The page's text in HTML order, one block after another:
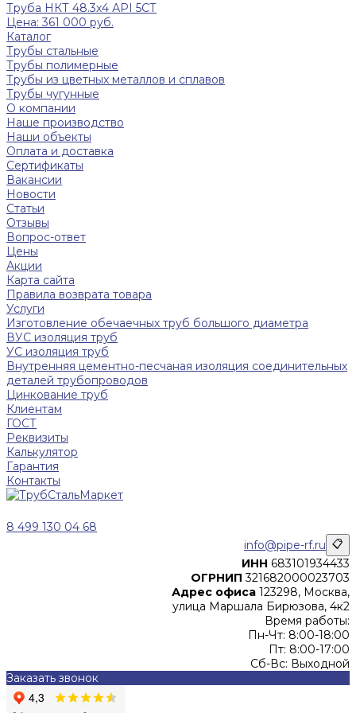
Труба НКТ 48.3х4 АРI 5СТ
Цена: 361 000 руб.
Каталог
Трубы стальные
Трубы полимерные
Трубы из цветных металлов и сплавов
Трубы чугунные
О компании
Наше производство
Наши объекты
Оплата и доставка
Сертификаты
Вакансии
Новости
Статьи
Отзывы
Вопрос-ответ
Цены
Акции
Карта сайта
Правила возврата товара
Услуги
Изготовление обечаечных труб большого диаметра
ВУС изоляция труб
УС изоляция труб
Внутренняя цементно-песчаная изоляция соединительных
деталей трубопроводов
Цинкование труб
Клиентам
ГОСТ
Реквизиты
Калькулятор
Гарантия
Контакты
8 499 130 04 68
info@pipe-rf.ru 📋
ИНН 683101934433
ОГРНИП 321682000023703
Адрес офиса 123298, Москва,
улица Маршала Бирюзова, 4к2
Время работы:
Пн-Чт: 8:00-18:00
Пт: 8:00-17:00
Сб-Вс: Выходной
Заказать звонок